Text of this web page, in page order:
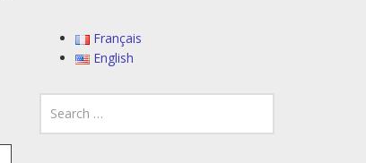
Français
English